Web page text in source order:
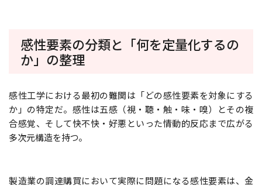
感性要素の分類と「何を定量化するの
か」の整理
感性工学における最初の難関は「どの感性要素を対象にする
か」の特定だ。感性は五感（視・聴・触・味・嗅）とその複
合感覚、そして快不快・好悪といった情動的反応まで広がる
多次元構造を持つ。
製造業の調達購買において実際に問題になる感性要素は、金